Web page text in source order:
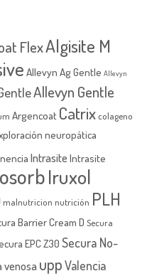
FlexAlgisite M
Allevyn Ag Gentle Allevyn
Allevyn Gentle
Argencoat Catrix colageno
neuropática
Intrasite Intrasite
Iruxol
malnutricion nutrición PLH
Barrier Cream D Secura
EPC Z30 Secura No-
venosa uppValencia